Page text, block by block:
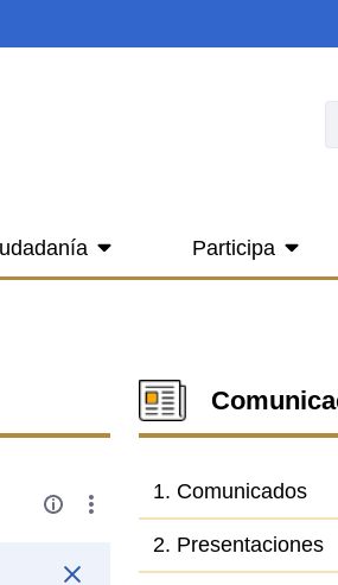
Participa
1. Comunicados
2. Presentaciones